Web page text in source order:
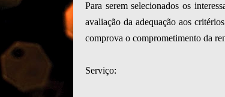
Para serem selecionados os
avaliação da adequação aos
comprova o comprometimento da
Serviço: